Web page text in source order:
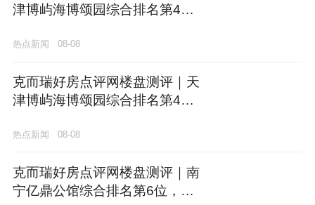
津博屿海博颂园综合排名第4
先
热点新闻 08-08
克而瑞好房点评网楼盘测评｜天
津博屿海博颂园综合排名第4
先
热点新闻 08-08
克而瑞好房点评网楼盘测评｜南
宁亿鼎公馆综合排名第6位，车